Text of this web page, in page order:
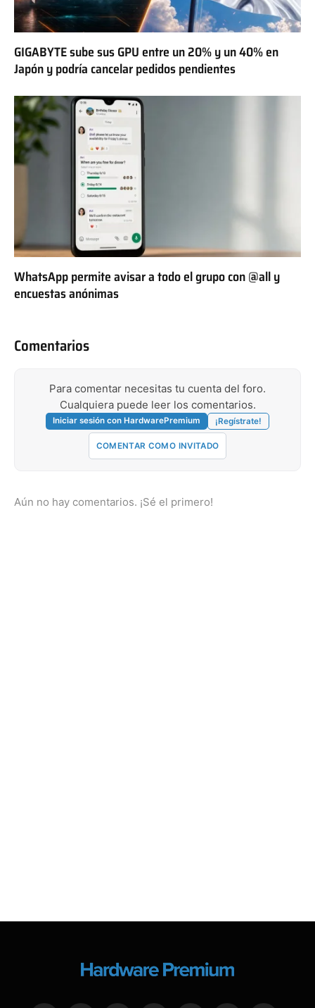
GIGABYTE sube sus GPU entre un 20% y un 40% en
Japón y podría cancelar pedidos pendientes
WhatsApp permite avisar a todo el grupo con @all y
encuestas anónimas
Comentarios
Para comentar necesitas tu cuenta del foro.
Cualquiera puede leer los comentarios.
Iniciar sesión con HardwarePremium ¡Regístrate!
COMENTAR COMO INVITADO
Aún no hay comentarios. ¡Sé el primero!